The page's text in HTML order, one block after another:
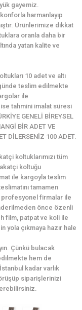
gayemiz.
harmanlayıp
Ürünlerimize dikkat
oranla daha bir
yatan kalite ve
10 adet ve altı
teslim edilmekte
ile
tahmini imalat süresi
GENELİ BİREYSEL
BİR ADET VE
DİLERSENİZ 100 ADET.
koltuklarımızı tüm
koltuğu
ile kargoyla teslim
tamamen
profesyonel firmalar ile
önce özenli
film, patpat ve koli ile
yola çıkmaya hazır hale
Çünkü bulacak
hem de
kadar varlık
siparişlerinizi